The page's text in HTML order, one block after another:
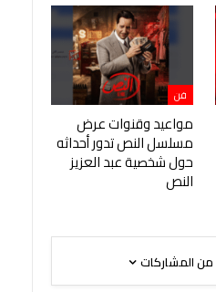
فن
مواعيد وقنوات عرض
مسلسل النص تدور أحداثه
حول شخصية عبد العزيز
النص
من المشاركات